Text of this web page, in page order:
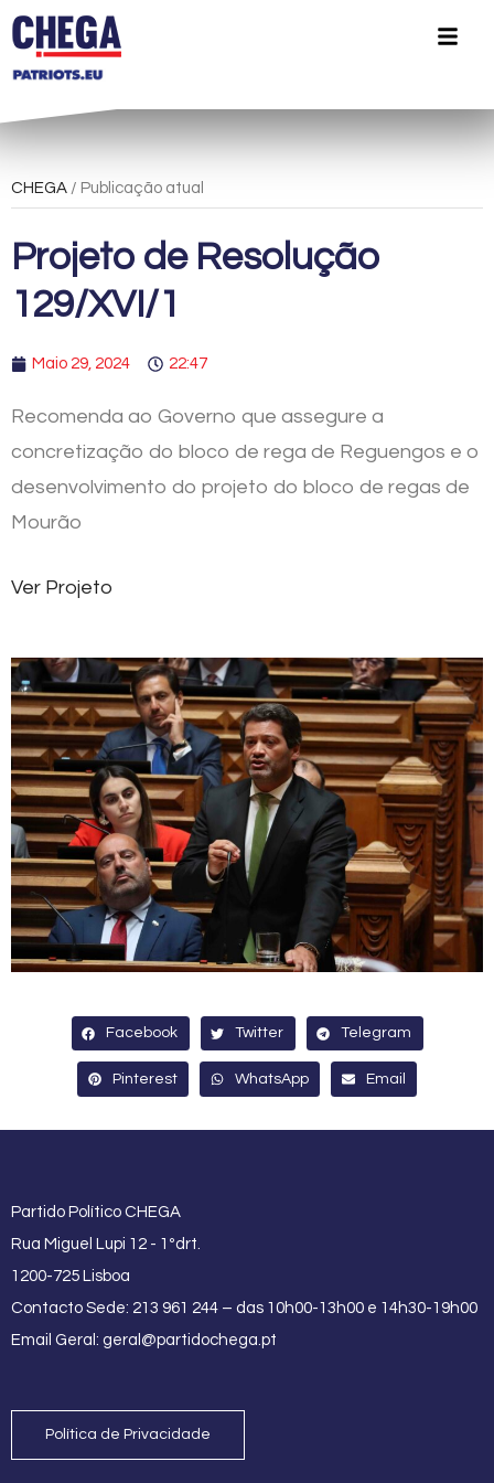
CHEGA / Publicação atual
Projeto de Resolução
129/XVI/1
Maio 29, 2024 22:47
Recomenda ao Governo que assegure a
concretização do bloco de rega de Reguengos e o
desenvolvimento do projeto do bloco de regas de
Mourão
Ver Projeto
Facebook Twitter Telegram
Pinterest WhatsApp Email
Partido Político CHEGA
Rua Miguel Lupi 12 - 1ºdrt.
1200-725 Lisboa
Contacto Sede: 213 961 244 – das 10h00-13h00 e 14h30-19h00
Email Geral: geral@partidochega.pt
Política de Privacidade